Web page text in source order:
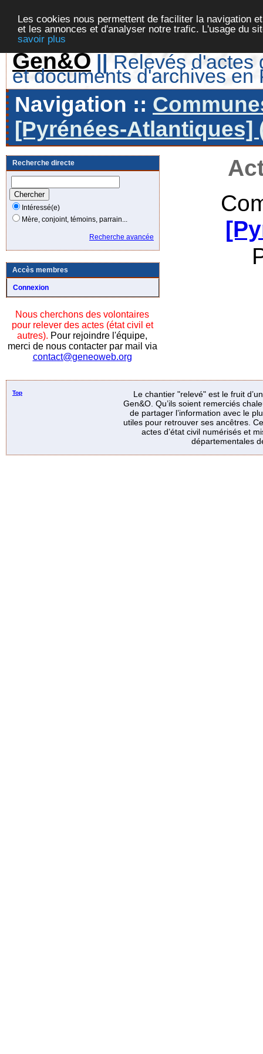
Les cookies nous permettent de faciliter la navigation
et les annonces et d'analyser notre trafic. L'usage du
savoir plus
Gen&O || Relevés d'actes
et documents d'archives en
Navigation ::
[Pyrénées-Atlantiques]
Recherche directe
Intéressé(e)
Mère, conjoint, témoins, parrain...
Recherche avancée
Accès membres
Connexion
Nous cherchons des volontaires
pour relever des actes (état civil et
autres). Pour rejoindre l'équipe,
merci de nous contacter par mail via
contact@geneoweb.org
Top
Le chantier "relevé" est le fruit
Gen&O. Qu’ils soient remerciés
de partager l’information avec le
utiles pour retrouver ses ancêtres.
actes d’état civil numérisés et
départementales